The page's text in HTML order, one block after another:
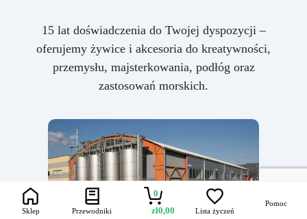
15 lat doświadczenia do Twojej dyspozycji –
oferujemy żywice i akcesoria do kreatywności,
przemysłu, majsterkowania, podłóg oraz
zastosowań morskich.
Sklep Przewodniki
0
zł0,00 Lista życzeń
Pomoc